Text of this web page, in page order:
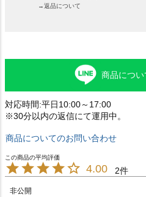
→返品について
商品につ
対応時間:平日10:00～17:00
※30分以内の返信にて運用中。
商品についてのお問い合わせ
4.00 2
非公開